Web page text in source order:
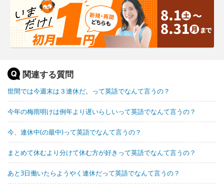
関連する質問
世間では今週末は３連休だ。って英語でなんて言うの？
今年の梅雨明けは例年より遅いらしいって英語でなんて言うの？
今、連休中(の最中)って英語でなんて言うの？
まとめて休むより分けて休む方が好きって英語でなんて言うの？
あと3日働いたらようやく連休だって英語でなんて言うの？